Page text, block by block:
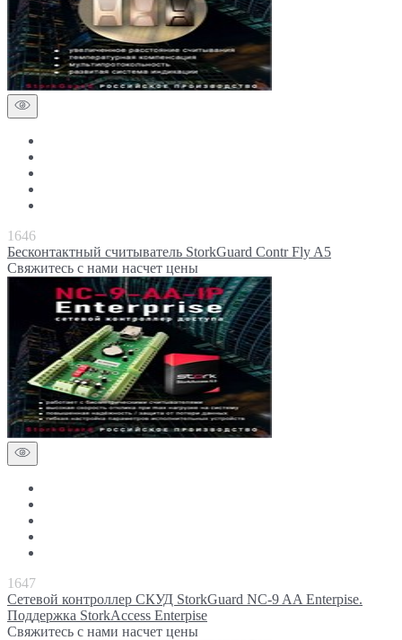
1646
Бесконтактный считыватель StorkGuard Contr Fly A5
Свяжитесь с нами насчет цены
1647
Сетевой контроллер СКУД StorkGuard NC-9 AA Enterpise.
Поддержка StorkAccess Enterpise
Свяжитесь с нами насчет цены